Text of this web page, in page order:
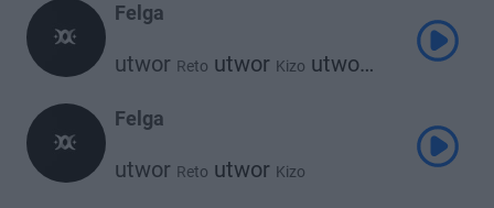
Felga
utwor Reto utwor Kizo utwor
Felga
utwor Reto utwor Kizo